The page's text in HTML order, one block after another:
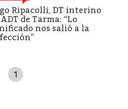
Ripacolli, DT interino
de Tarma: “Lo
nos salió a la
1